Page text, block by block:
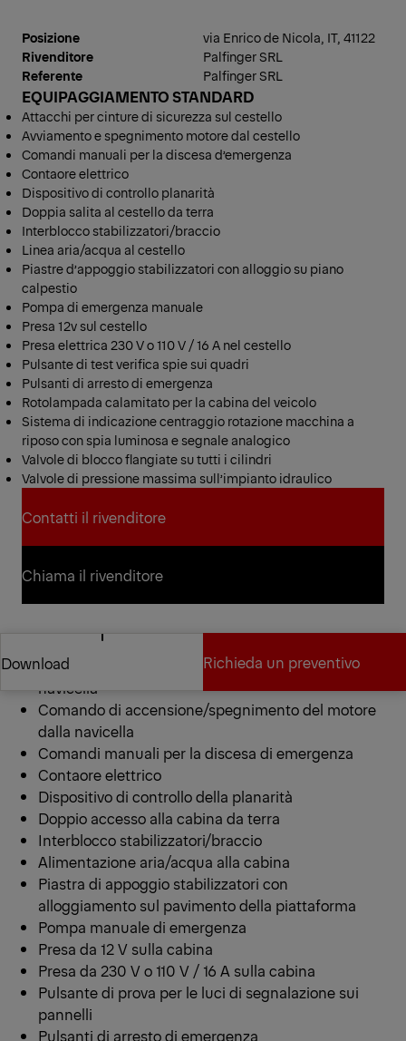
Posizione
via Enrico de Nicola, IT, 41122
Rivenditore
Palfinger SRL
Referente
Palfinger SRL
EQUIPAGGIAMENTO STANDARD
Attacchi per cinture di sicurezza sul cestello
Avviamento e spegnimento motore dal cestello
Comandi manuali per la discesa d’emergenza
Contaore elettrico
Dispositivo di controllo planarità
Doppia salita al cestello da terra
Interblocco stabilizzatori/braccio
Linea aria/acqua al cestello
Piastre d’appoggio stabilizzatori con alloggio su piano
calpestio
Pompa di emergenza manuale
Presa 12v sul cestello
Presa elettrica 230 V o 110 V / 16 A nel cestello
Pulsante di test verifica spie sui quadri
Pulsanti di arresto di emergenza
Rotolampada calamitato per la cabina del veicolo
Sistema di indicazione centraggio rotazione macchina a
riposo con spia luminosa e segnale analogico
Valvole di blocco flangiate su tutti i cilindri
Valvole di pressione massima sull’impianto idraulico
Contatti il rivenditore
Contatti il rivenditore
Chiama il rivenditore
Chiama il rivenditore
Download
Download
Richieda un preventivo
Richieda un preventivo
DOTAZIONE DI SERIE
Anelli di fissaggio per le cinture di sicurezza sulla
navicella
Comando di accensione/spegnimento del motore
dalla navicella
Comandi manuali per la discesa di emergenza
Contaore elettrico
Dispositivo di controllo della planarità
Doppio accesso alla cabina da terra
Interblocco stabilizzatori/braccio
Alimentazione aria/acqua alla cabina
Piastra di appoggio stabilizzatori con
alloggiamento sul pavimento della piattaforma
Pompa manuale di emergenza
Presa da 12 V sulla cabina
Presa da 230 V o 110 V / 16 A sulla cabina
Pulsante di prova per le luci di segnalazione sui
pannelli
Pulsanti di arresto di emergenza